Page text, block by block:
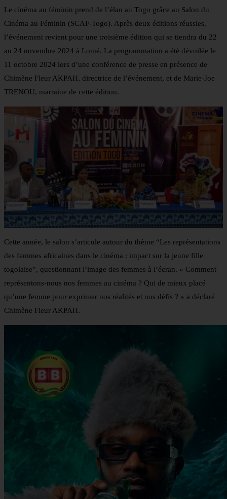
Le cinéma au féminin prend de l’élan au Togo grâce au Salon du
Cinéma au Féminin (SCAF-Togo). Après deux éditions réussies,
l’événement revient pour une troisième édition qui se tiendra du 22
au 24 novembre 2024 à Lomé. La programmation a été dévoilée le
11 octobre 2024 lors d’une conférence de presse en présence de
Chimène Fleur AKPAH, directrice de l’événement, et de Marie-Joe
TRENOU, marraine de cette édition.
Cette année, le salon s’articule autour du thème “Les représentations
des femmes africaines dans le cinéma : impact sur la jeune fille
togolaise”, questionnant l’image des femmes à l’écran. « Comment
représentons-nous nos femmes au cinéma ? Qui de mieux placé
qu’une femme pour exprimer nos réalités et nos défis ? » a déclaré
Chimène Fleur AKPAH.